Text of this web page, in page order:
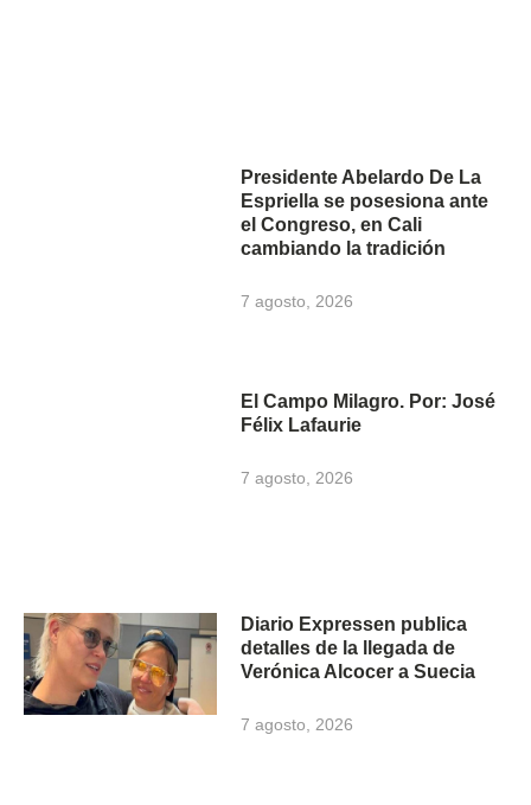
Presidente Abelardo De La
Espriella se posesiona ante
el Congreso, en Cali
cambiando la tradición
7 agosto, 2026
El Campo Milagro. Por: José
Félix Lafaurie
7 agosto, 2026
Diario Expressen publica
detalles de la llegada de
Verónica Alcocer a Suecia
7 agosto, 2026